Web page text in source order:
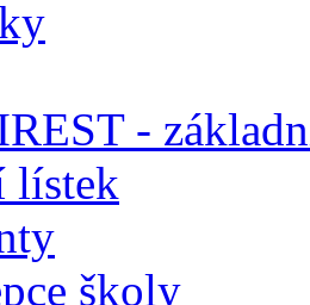
-
lístek
školy